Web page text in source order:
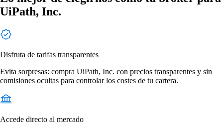
UiPath, Inc.
Disfruta de tarifas transparentes
Evita sorpresas: compra UiPath, Inc. con precios transparentes y sin
comisiones ocultas para controlar los costes de tu cartera.
Accede directo al mercado